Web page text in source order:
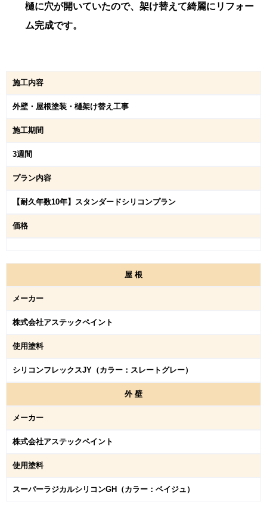
樋に穴が開いていたので、架け替えて綺麗にリフォー
ム完成です。
施工内容
外壁・屋根塗装・樋架け替え工事
施工期間
3週間
プラン内容
【耐久年数10年】スタンダードシリコンプラン
価格
屋 根
メーカー
株式会社アステックペイント
使用塗料
シリコンフレックスJY（カラー：スレートグレー）
外 壁
メーカー
株式会社アステックペイント
使用塗料
スーパーラジカルシリコンGH（カラー：ベイジュ）